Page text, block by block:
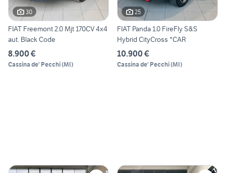
30
FIAT Freemont 2.0 Mjt 170CV 4x4
aut. Black Code
8.900 €
Cassina de' Pecchi(MI)
25
FIAT Panda 1.0 FireFly S&S
Hybrid CityCross *CAR
10.900 €
Cassina de' Pecchi(MI)